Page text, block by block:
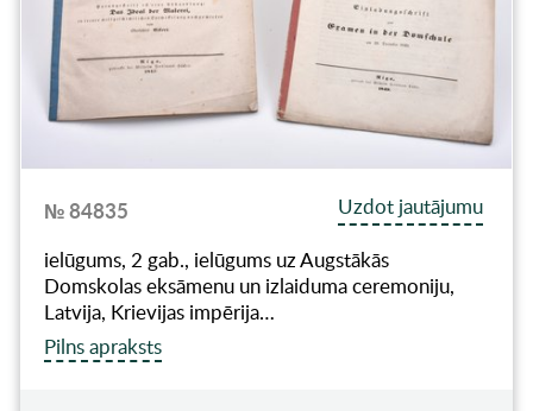
№ 84835
Uzdot jautājumu
ielūgums, 2 gab., ielūgums uz Augstākās
Domskolas eksāmenu un izlaiduma ceremoniju,
Latvija, Krievijas impērija…
Pilns apraksts